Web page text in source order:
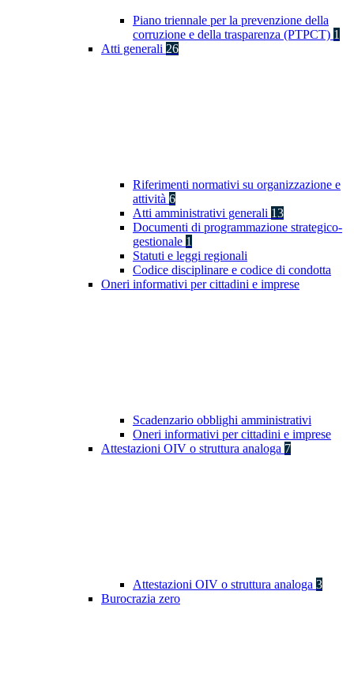
Piano triennale per la prevenzione della
corruzione e della trasparenza (PTPCT) 1
Atti generali 26
Riferimenti normativi su organizzazione e
attività 6
Atti amministrativi generali 13
Documenti di programmazione strategico-
gestionale 1
Statuti e leggi regionali
Codice disciplinare e codice di condotta
Oneri informativi per cittadini e imprese
Scadenzario obblighi amministrativi
Oneri informativi per cittadini e imprese
Attestazioni OIV o struttura analoga 7
Attestazioni OIV o struttura analoga 3
Burocrazia zero